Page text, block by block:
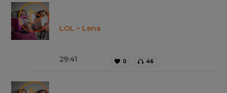
LOL – Lena
29:41 0 46